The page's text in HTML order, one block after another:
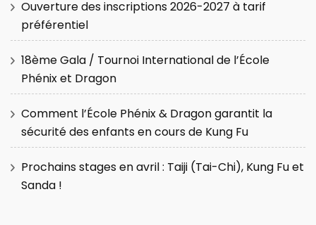
Ouverture des inscriptions 2026-2027 à tarif
préférentiel
18ème Gala / Tournoi International de l’École
Phénix et Dragon
Comment l’École Phénix & Dragon garantit la
sécurité des enfants en cours de Kung Fu
Prochains stages en avril : Taiji (Tai-Chi), Kung Fu et
Sanda !